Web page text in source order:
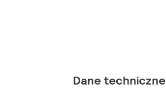
Dane techniczne